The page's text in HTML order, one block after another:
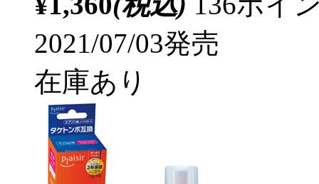
2021/07/03発売
在庫あり